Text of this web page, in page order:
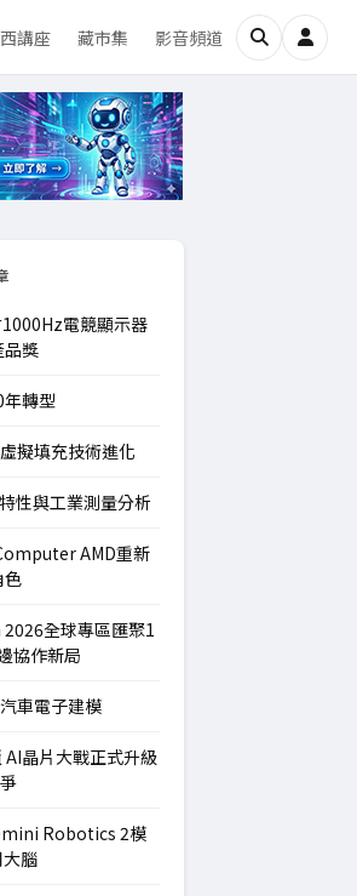
講座 藏市集 影音頻道
電競顯示器
獎
轉型
擬填充技術進化
性與工業測量分析
AMD重新
色
全球專區匯聚1
協作新局
車電子建模
晶片大戰正式升級
Robotics 2模
腦